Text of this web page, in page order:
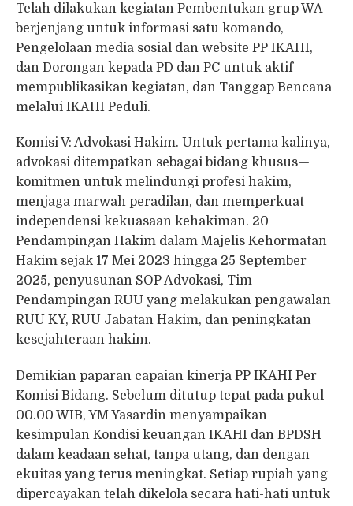
Telah dilakukan kegiatan Pembentukan grup WA
berjenjang untuk informasi satu komando,
Pengelolaan media sosial dan website PP IKAHI,
dan Dorongan kepada PD dan PC untuk aktif
mempublikasikan kegiatan, dan Tanggap Bencana
melalui IKAHI Peduli.
Komisi V: Advokasi Hakim. Untuk pertama kalinya,
advokasi ditempatkan sebagai bidang khusus—
komitmen untuk melindungi profesi hakim,
menjaga marwah peradilan, dan memperkuat
independensi kekuasaan kehakiman. 20
Pendampingan Hakim dalam Majelis Kehormatan
Hakim sejak 17 Mei 2023 hingga 25 September
2025, penyusunan SOP Advokasi, Tim
Pendampingan RUU yang melakukan pengawalan
RUU KY, RUU Jabatan Hakim, dan peningkatan
kesejahteraan hakim.
Demikian paparan capaian kinerja PP IKAHI Per
Komisi Bidang. Sebelum ditutup tepat pada pukul
00.00 WIB, YM Yasardin menyampaikan
kesimpulan Kondisi keuangan IKAHI dan BPDSH
dalam keadaan sehat, tanpa utang, dan dengan
ekuitas yang terus meningkat. Setiap rupiah yang
dipercayakan telah dikelola secara hati-hati untuk